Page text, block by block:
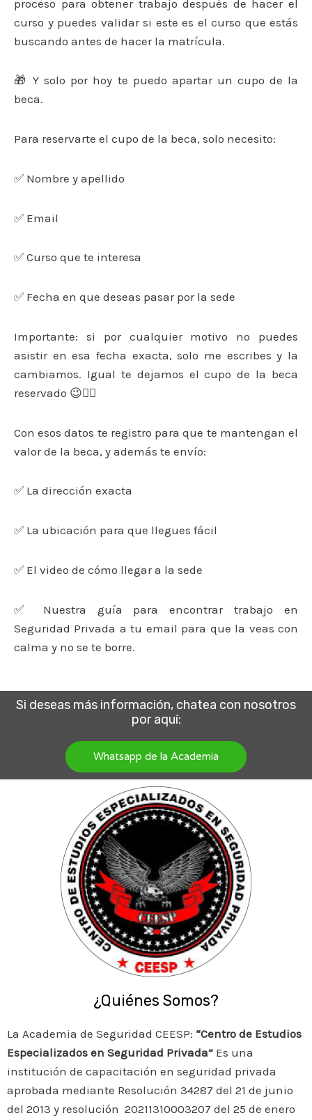
proceso para obtener trabajo después de hacer el
curso y puedes validar si este es el curso que estás
buscando antes de hacer la matrícula.
🎁 Y solo por hoy te puedo apartar un cupo de la
beca.
Para reservarte el cupo de la beca, solo necesito:
✅ Nombre y apellido
✅ Email
✅ Curso que te interesa
✅ Fecha en que deseas pasar por la sede
Importante: si por cualquier motivo no puedes
asistir en esa fecha exacta, solo me escribes y la
cambiamos. Igual te dejamos el cupo de la beca
reservado 😉👍🏻
Con esos datos te registro para que te mantengan el
valor de la beca, y además te envío:
✅ La dirección exacta
✅ La ubicación para que llegues fácil
✅ El video de cómo llegar a la sede
✅ Nuestra guía para encontrar trabajo en
Seguridad Privada a tu email para que la veas con
calma y no se te borre.
Si deseas más información, chatea con nosotros
por aquí:
Whatsapp de la Academia
¿Quiénes Somos?
La Academia de Seguridad CEESP: “Centro de Estudios
Especializados en Seguridad Privada” Es una
institución de capacitación en seguridad privada
aprobada mediante Resolución 34287 del 21 de junio
del 2013 y resolución 20211310003207 del 25 de enero